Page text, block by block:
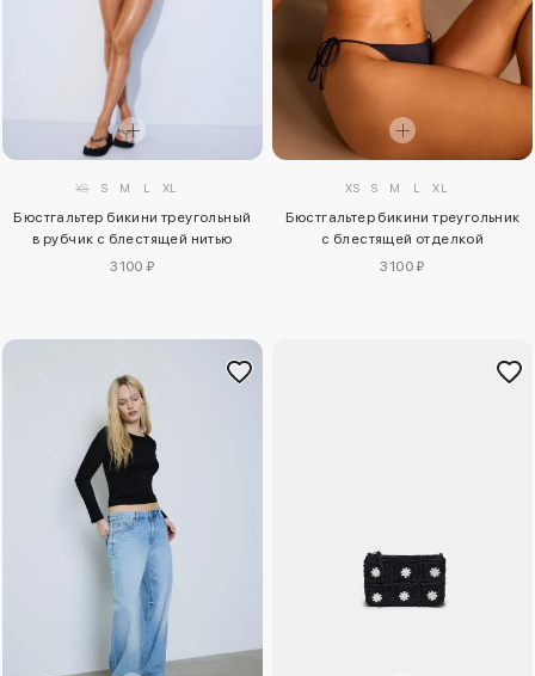
XS S M L XL
Бюстгальтер бикини треугольный
в рубчик с блестящей нитью
3100 ₽
XS S M L XL
Бюстгальтер бикини треугольник
с блестящей отделкой
3100 ₽